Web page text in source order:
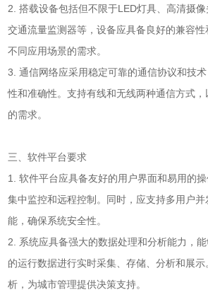
2. 搭载设备包括但不限于LED灯具、高清摄像
交通流量监测器等，设备应具备良好的兼容
不同应用场景的需求。
3. 通信网络应采用稳定可靠的通信协议和技
性和准确性。支持有线和无线两种通信方式
的需求。
三、软件平台要求
1. 软件平台应具备友好的用户界面和易用的
集中监控和远程控制。同时，应支持多用户
能，确保系统安全性。
2. 系统应具备强大的数据处理和分析能力，
的运行数据进行实时采集、存储、分析和展
析，为城市管理提供决策支持。